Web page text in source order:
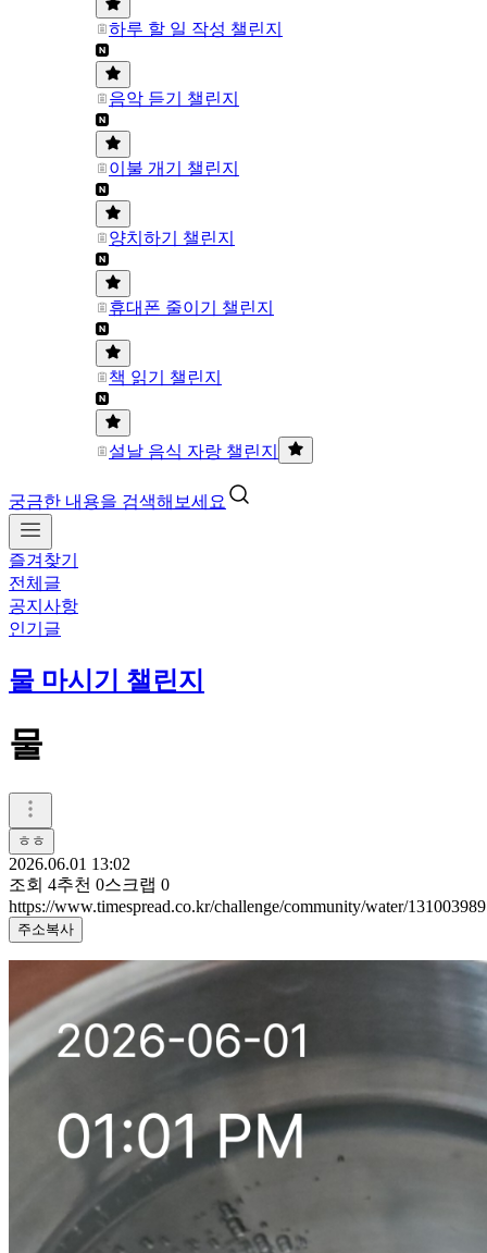
하루 할 일 작성 챌린지
음악 듣기 챌린지
이불 개기 챌린지
양치하기 챌린지
휴대폰 줄이기 챌린지
책 읽기 챌린지
설날 음식 자랑 챌린지
궁금한 내용을 검색해보세요
즐겨찾기
전체글
공지사항
인기글
물 마시기 챌린지
물
ㅎㅎ
2026.06.01 13:02
조회 4추천 0스크랩 0
https://www.timespread.co.kr/challenge/community/water/131003989
주소복사